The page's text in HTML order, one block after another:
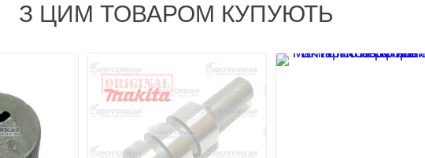
З ЦИМ ТОВАРОМ КУПУЮТЬ